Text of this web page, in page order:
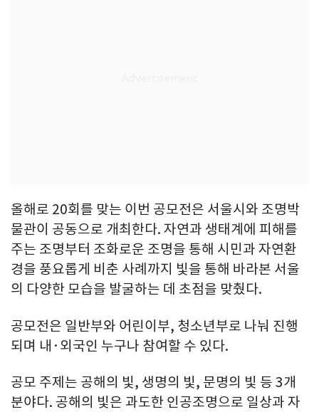
올해로 20회를 맞는 이번 공모전은 서울시와 조명박
물관이 공동으로 개최한다. 자연과 생태계에 피해를
주는 조명부터 조화로운 조명을 통해 시민과 자연환
경을 풍요롭게 비춘 사례까지 빛을 통해 바라본 서울
의 다양한 모습을 발굴하는 데 초점을 맞췄다.
공모전은 일반부와 어린이부, 청소년부로 나눠 진행
되며 내·외국인 누구나 참여할 수 있다.
공모 주제는 공해의 빛, 생명의 빛, 문명의 빛 등 3개
분야다. 공해의 빛은 과도한 인공조명으로 일상과 자